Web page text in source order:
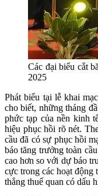
Các đại biểu cắt
2025
Phát biểu tại lễ khai
cho biết, những tháng
phức tạp của nền kinh
hiệu phục hồi rõ nét.
cầu đã có sự phục hồi
báo tăng trưởng toàn
cao hơn so với dự báo
cực trong các hoạt động
thẳng thuế quan có dấu